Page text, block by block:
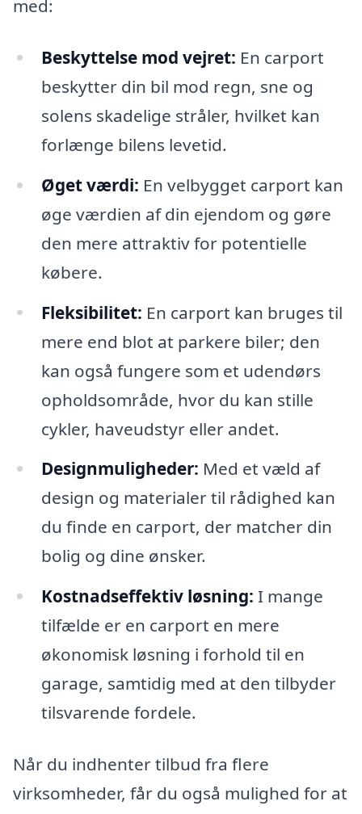
med:
Beskyttelse mod vejret: En carport
beskytter din bil mod regn, sne og
solens skadelige stråler, hvilket kan
forlænge bilens levetid.
Øget værdi: En velbygget carport kan
øge værdien af din ejendom og gøre
den mere attraktiv for potentielle
købere.
Fleksibilitet: En carport kan bruges til
mere end blot at parkere biler; den
kan også fungere som et udendørs
opholdsområde, hvor du kan stille
cykler, haveudstyr eller andet.
Designmuligheder: Med et væld af
design og materialer til rådighed kan
du finde en carport, der matcher din
bolig og dine ønsker.
Kostnadseffektiv løsning: I mange
tilfælde er en carport en mere
økonomisk løsning i forhold til en
garage, samtidig med at den tilbyder
tilsvarende fordele.
Når du indhenter tilbud fra flere
virksomheder, får du også mulighed for at